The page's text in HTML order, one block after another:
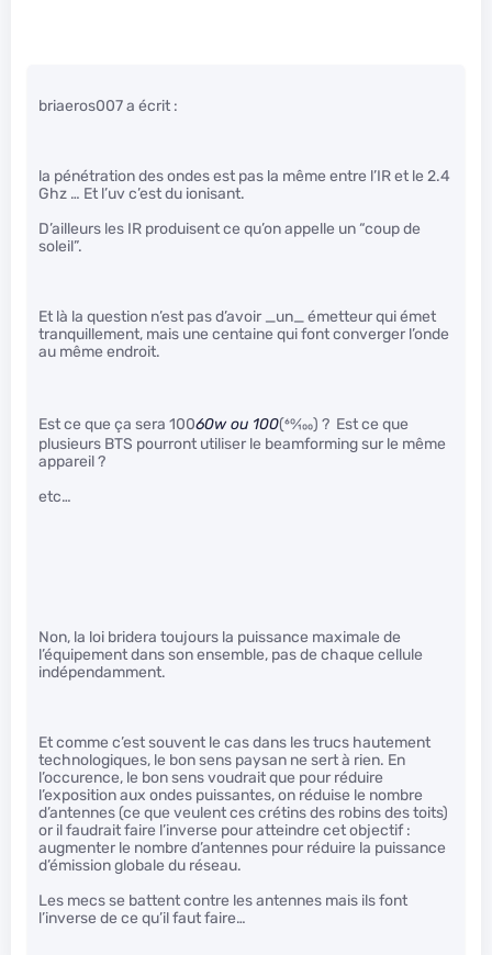
briaeros007 a écrit :
la pénétration des ondes est pas la même entre l’IR et le 2.4
Ghz … Et l’uv c’est du ionisant.
D’ailleurs les IR produisent ce qu’on appelle un “coup de
soleil”.
Et là la question n’est pas d’avoir _un_ émetteur qui émet
tranquillement, mais une centaine qui font converger l’onde
au même endroit.
Est ce que ça sera 10060w ou 100(60⁄100) ? Est ce que
plusieurs BTS pourront utiliser le beamforming sur le même
appareil ?
etc…
Non, la loi bridera toujours la puissance maximale de
l’équipement dans son ensemble, pas de chaque cellule
indépendamment.
Et comme c’est souvent le cas dans les trucs hautement
technologiques, le bon sens paysan ne sert à rien. En
l’occurence, le bon sens voudrait que pour réduire
l’exposition aux ondes puissantes, on réduise le nombre
d’antennes (ce que veulent ces crétins des robins des toits)
or il faudrait faire l’inverse pour atteindre cet objectif :
augmenter le nombre d’antennes pour réduire la puissance
d’émission globale du réseau.
Les mecs se battent contre les antennes mais ils font
l’inverse de ce qu’il faut faire…